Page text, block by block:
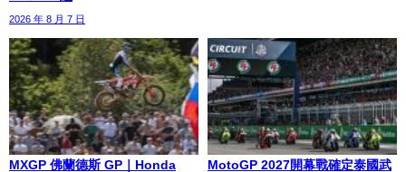
2026 年 8 月 7 日
MXGP 佛蘭德斯 GP｜Honda
MotoGP 2027開幕戰確定泰國武